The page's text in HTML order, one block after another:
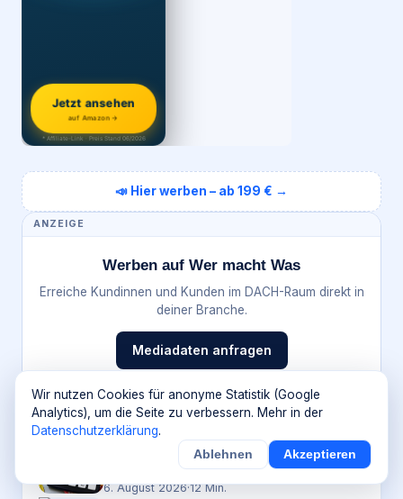
Jetzt ansehen
auf Amazon →
* Affiliate-Link · Preis Stand 06/2026
📣 Hier werben – ab 199 € →
ANZEIGE
Werben auf Wer macht Was
Erreiche Kundinnen und Kunden im DACH-Raum direkt in
deiner Branche.
Mediadaten anfragen
DAS KÖNNTE DICH AUCH INTERESSIEREN
FINANCE
Krypto Kosten: Womit Sie beim Handel
2026 rechnen sollten
6. August 2026·12Min.
Wir nutzen Cookies für anonyme Statistik (Google
Analytics), um die Seite zu verbessern. Mehr in der
Datenschutzerklärung.
Ablehnen Akzeptieren